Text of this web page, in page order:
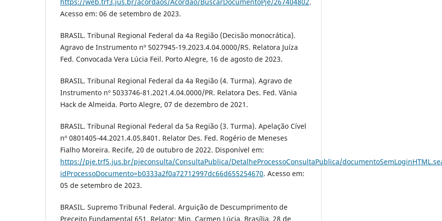
Acesso em: 06 de setembro de 2023.
BRASIL. Tribunal Regional Federal da 4a Região (Decisão monocrática).
Agravo de Instrumento nº 5027945-19.2023.4.04.0000/RS. Relatora Juíza
Fed. Convocada Vera Lúcia Feil. Porto Alegre, 16 de agosto de 2023.
BRASIL. Tribunal Regional Federal da 4a Região (4. Turma). Agravo de
Instrumento nº 5033746-81.2021.4.04.0000/PR. Relatora Des. Fed. Vânia
Hack de Almeida. Porto Alegre, 07 de dezembro de 2021.
BRASIL. Tribunal Regional Federal da 5a Região (3. Turma). Apelação Cível
nº 0801405-44.2021.4.05.8401. Relator Des. Fed. Rogério de Meneses
Fialho Moreira. Recife, 20 de outubro de 2022. Disponível em:
https://pje.trf5.jus.br/pjeconsulta/ConsultaPublica/DetalheProcessoConsultaPublica/
idProcessoDocumento=b0333a2f0a72712997dc66d655254670. Acesso em:
05 de setembro de 2023.
BRASIL. Supremo Tribunal Federal. Arguição de Descumprimento de
Preceito Fundamental 651. Relator: Min. Carmen Lúcia. Brasília, 28 de